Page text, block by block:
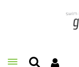
Toggle navigation